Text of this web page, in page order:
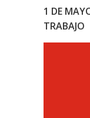
1 DE
TRABAJO